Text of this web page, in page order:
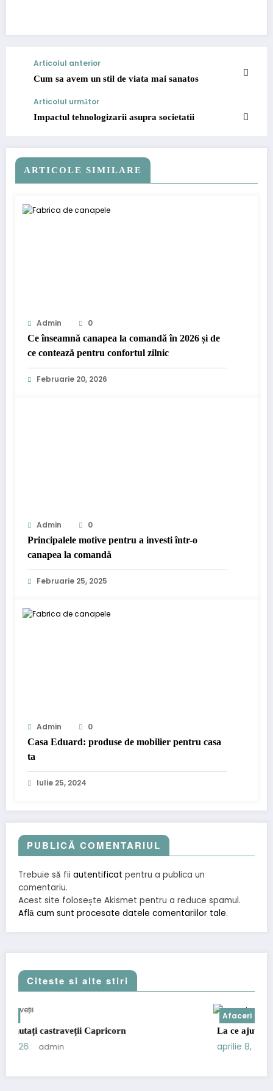
Articolul anterior
Cum sa avem un stil de viata mai sanatos
Articolul următor
Impactul tehnologizarii asupra societatii
ARTICOLE SIMILARE
Admin
0
Ce înseamnă canapea la comandă în 2026 și de
ce contează pentru confortul zilnic
Februarie 20, 2026
Admin
0
Principalele motive pentru a investi într-o
canapea la comandă
Februarie 25, 2025
Admin
0
Casa Eduard: produse de mobilier pentru casa
ta
Iulie 25, 2024
PUBLICĂ COMENTARIUL
Trebuie să fii autentificat pentru a publica un
comentariu.
Acest site folosește Akismet pentru a reduce spamul.
Află cum sunt procesate datele comentariilor tale.
Citeste si alte stiri
Capricorn La ce ajută un cititor de
admin